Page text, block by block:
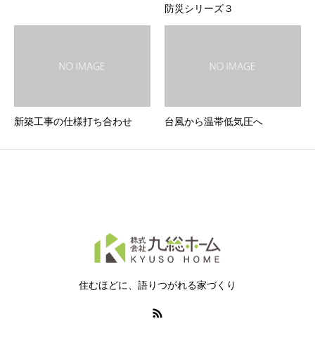
防災シリーズ３
新築工事の仕様打ち合わせ 台風から温帯低気圧へ
住むほどに、語りつがれる家づくり